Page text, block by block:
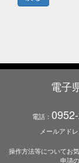
電子
電話：
メールアド
操作方法等についてお
申請